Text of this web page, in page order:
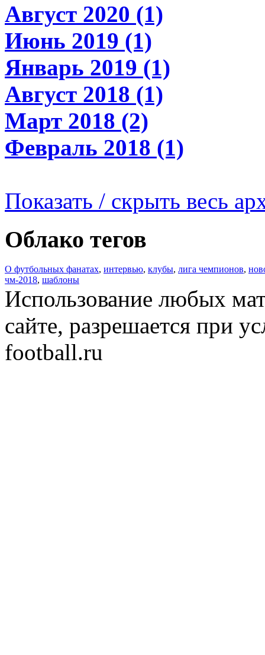
Август 2020 (1)
Июнь 2019 (1)
Январь 2019 (1)
Август 2018 (1)
Март 2018 (2)
Февраль 2018 (1)
Показать / скрыть весь
Облако тегов
О футбольных фанатах, интервью, клубы, лига чемпионов,
чм-2018, шаблоны
Использование любых
сайте, разрешается при
football.ru